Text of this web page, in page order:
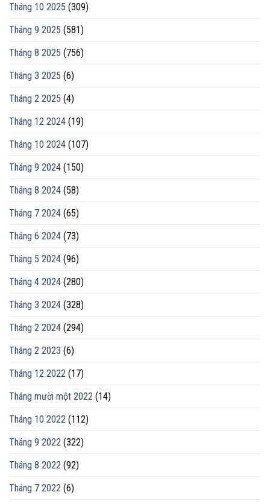
Tháng 10 2025 (309)
Tháng 9 2025 (581)
Tháng 8 2025 (756)
Tháng 3 2025 (6)
Tháng 2 2025 (4)
Tháng 12 2024 (19)
Tháng 10 2024 (107)
Tháng 9 2024 (150)
Tháng 8 2024 (58)
Tháng 7 2024 (65)
Tháng 6 2024 (73)
Tháng 5 2024 (96)
Tháng 4 2024 (280)
Tháng 3 2024 (328)
Tháng 2 2024 (294)
Tháng 2 2023 (6)
Tháng 12 2022 (17)
Tháng mười một 2022 (14)
Tháng 10 2022 (112)
Tháng 9 2022 (322)
Tháng 8 2022 (92)
Tháng 7 2022 (6)